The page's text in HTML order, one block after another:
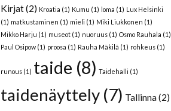
Kirjat(2) Kroatia (1) Kumu (1) loma (1) Lux Helsinki
(1) matkustaminen (1) mieli (1) Miki Liukkonen (1)
Mikko Harju (1) museot (1) nuoruus (1) Osmo Rauhala (1)
Paul Osipow (1) proosa (1) Rauha Mäkilä (1) rohkeus (1)
runous (1) taide (8) Taidehalli (1)
taidenäyttely (7) Tallinna(2)